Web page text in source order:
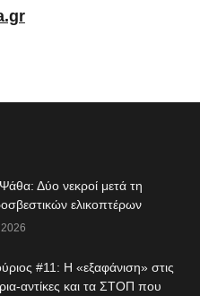
Δύο νεκροί μετά τη
ελικοπτέρων
#11: Η «εξαφάνιση» στις
αντίκες και τα ΣΤΟΠ που